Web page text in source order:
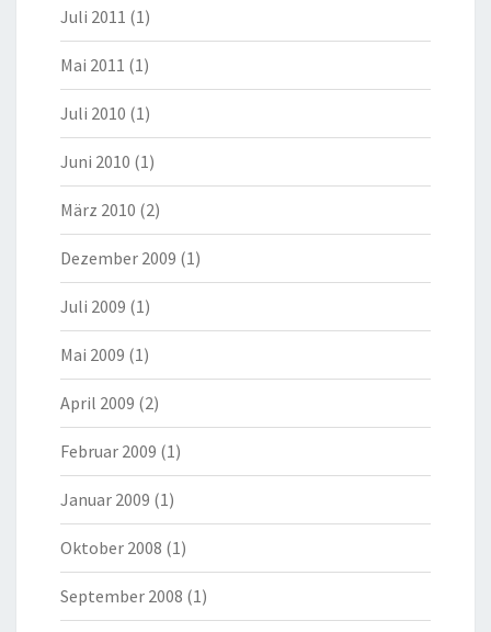
Juli 2011 (1)
Mai 2011 (1)
Juli 2010 (1)
Juni 2010 (1)
März 2010 (2)
Dezember 2009 (1)
Juli 2009 (1)
Mai 2009 (1)
April 2009 (2)
Februar 2009 (1)
Januar 2009 (1)
Oktober 2008 (1)
September 2008 (1)